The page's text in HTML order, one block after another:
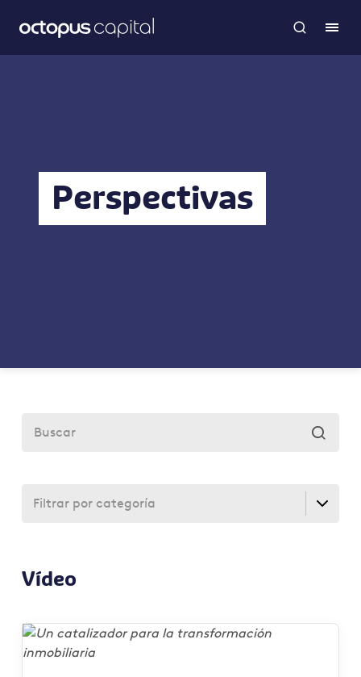
Perspectivas

Vídeo